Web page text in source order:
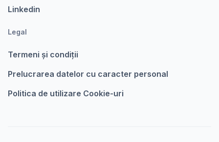
Linkedin
Legal
Termeni şi condiții
Prelucrarea datelor cu caracter personal
Politica de utilizare Cookie-uri